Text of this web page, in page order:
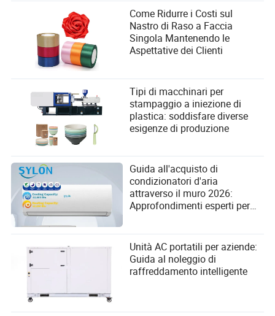
Come Ridurre i Costi sul
Nastro di Raso a Faccia
Singola Mantenendo le
Aspettative dei Clienti
Tipi di macchinari per
stampaggio a iniezione di
plastica: soddisfare diverse
esigenze di produzione
Guida all'acquisto di
condizionatori d'aria
attraverso il muro 2026:
Approfondimenti esperti per
Unità AC portatili per aziende:
Guida al noleggio di
raffreddamento intelligente